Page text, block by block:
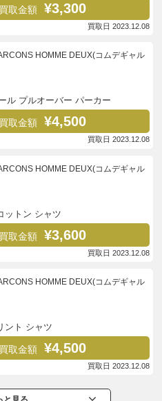
買取金額 ¥3,300
買取日 2023.12.08
HOMME DEUX(コムデギャル
ル プルオーバー パーカー
買取金額 ¥4,500
買取日 2023.12.08
HOMME DEUX(コムデギャル
ットン シャツ
買取金額 ¥3,600
買取日 2023.12.08
HOMME DEUX(コムデギャル
ント シャツ
買取金額 ¥4,500
買取日 2023.12.08